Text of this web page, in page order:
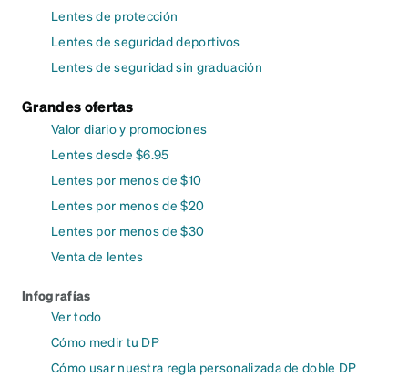
Lentes de protección
Lentes de seguridad deportivos
Lentes de seguridad sin graduación
Grandes ofertas
Valor diario y promociones
Lentes desde $6.95
Lentes por menos de $10
Lentes por menos de $20
Lentes por menos de $30
Venta de lentes
Infografías
Ver todo
Cómo medir tu DP
Cómo usar nuestra regla personalizada de doble DP